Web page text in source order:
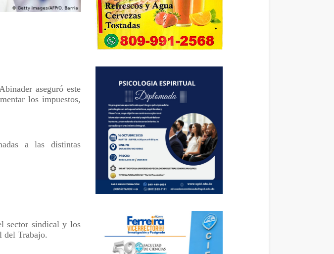
aseguró este
los impuestos,
a las distintas
sector sindical y los
del Trabajo.